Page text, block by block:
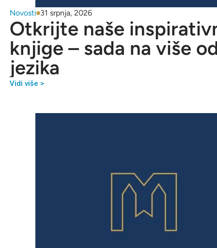
Novosti 31 srpnja, 2026
Otkrijte naše
knjige – sada na više
jezika
Vidi više >